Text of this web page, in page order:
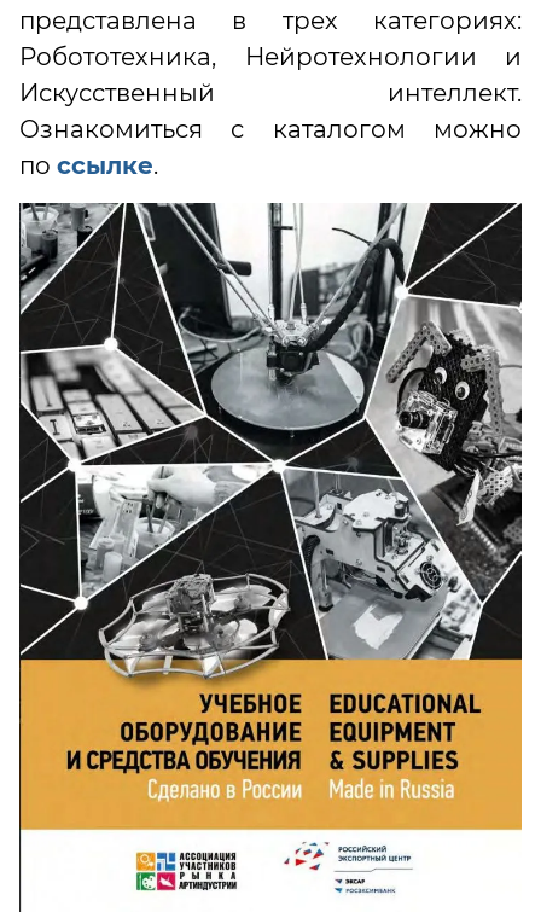
представлена в трех категориях:
Робототехника, Нейротехнологии и
Искусственный интеллект.
Ознакомиться с каталогом можно
по ссылке.